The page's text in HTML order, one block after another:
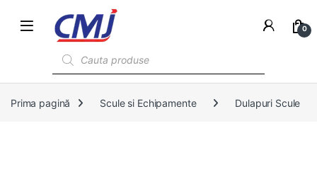
0
Prima pagină Scule si Echipamente Dulapuri Scule